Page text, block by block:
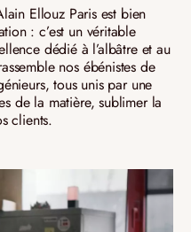
Ellouz Paris est bien
: c’est un véritable
dédié à l’albâtre et au
nos ébénistes de
tous unis par une
de la matière, sublimer la
clients.